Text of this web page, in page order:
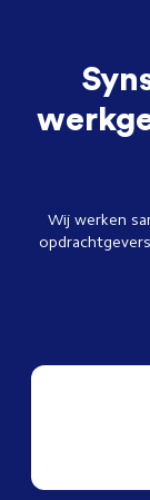
Wij werken